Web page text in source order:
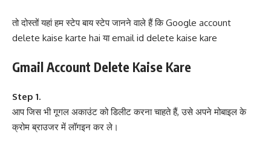
तो दोस्तों यहां हम स्टेप बाय स्टेप जानने वाले हैं कि Google account
delete kaise karte hai या email id delete kaise kare
Gmail Account Delete Kaise Kare
Step 1.
आप जिस भी गूगल अकाउंट को डिलीट करना चाहते हैं, उसे अपने मोबाइल के
क्रोम ब्राउजर में लॉगइन कर ले।